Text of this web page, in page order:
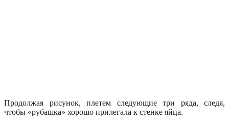
Продолжая рисунок, плетем следующие три ряда, следя,
чтобы «рубашка» хорошо прилегала к стенке яйца.